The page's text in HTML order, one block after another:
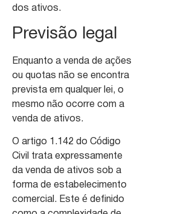
dos ativos.
Previsão legal
Enquanto a venda de ações
ou quotas não se encontra
prevista em qualquer lei, o
mesmo não ocorre com a
venda de ativos.
O artigo 1.142 do Código
Civil trata expressamente
da venda de ativos sob a
forma de estabelecimento
comercial. Este é definido